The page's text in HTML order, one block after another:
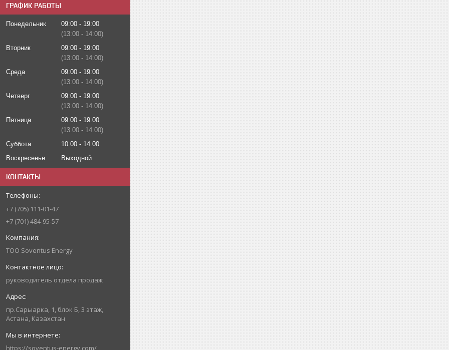
ГРАФИК РАБОТЫ
Понедельник 09:00
19:00
13:00
14:00
Вторник
09:00
19:00
13:00
14:00
Среда
09:00
19:00
13:00
14:00
Четверг
09:00
19:00
13:00
14:00
Пятница
09:00
19:00
13:00
14:00
Суббота
10:00
14:00
Воскресенье
Выходной
КОНТАКТЫ
+7 (705) 111-01-47
+7 (701) 484-95-57
ТОО Soventus Energy
руководитель отдела продаж
пр.Сарыарка, 1, блок Б, 3 этаж,
Астана, Казахстан
https://soventus-energy.com/